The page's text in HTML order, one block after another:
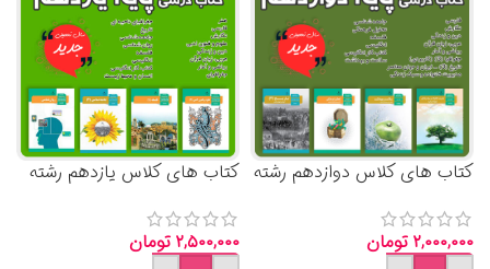
کتاب های کلاس دوازدهم رشته
۲,۰۰۰,۰۰۰ تومان
کتاب های کلاس یازدهم رشته
۲,۵۰۰,۰۰۰ تومان